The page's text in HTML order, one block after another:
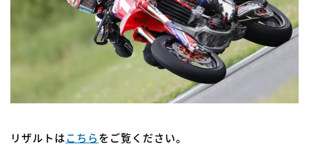
リザルトはこちらをご覧ください。